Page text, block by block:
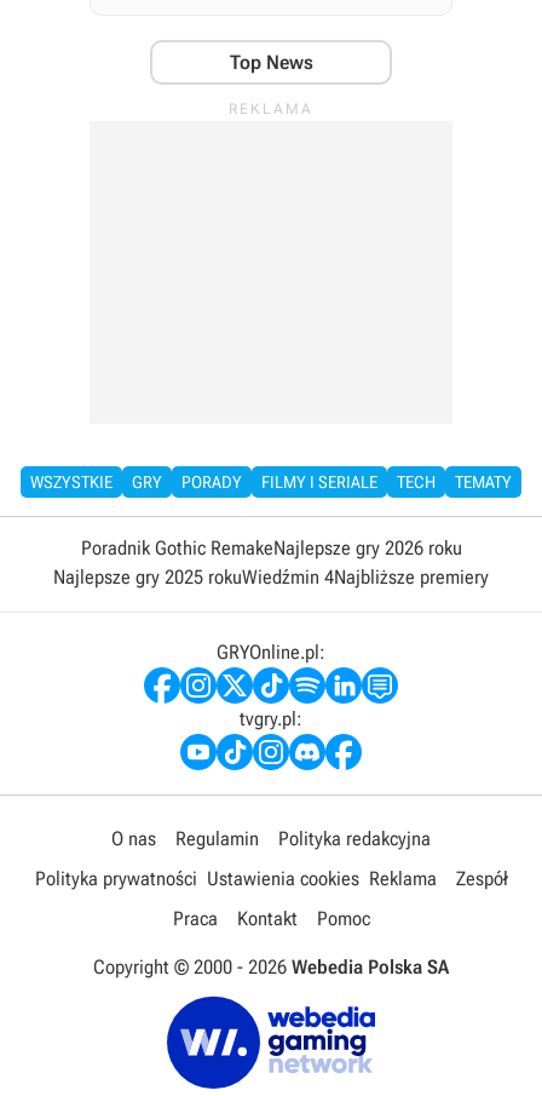
Top News
WSZYSTKIE GRY PORADY FILMY I SERIALE TECH TEMATY
Poradnik Gothic RemakeNajlepsze gry 2026 roku
Najlepsze gry 2025 rokuWiedźmin 4Najbliższe premiery
GRYOnline.pl:
tvgry.pl:
O nas Regulamin
Polityka redakcyjna
Polityka prywatności Ustawienia cookies Reklama
Zespół
Praca
Kontakt Pomoc
Copyright © 2000 - 2026 Webedia Polska SA